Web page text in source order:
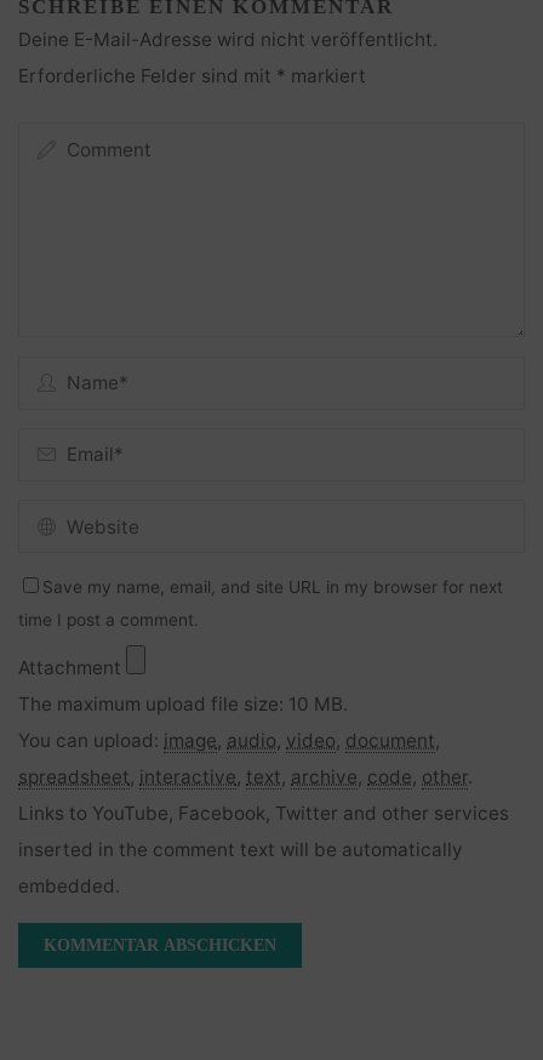
SCHREIBE EINEN KOMMENTAR
Deine E-Mail-Adresse wird nicht veröffentlicht.
Erforderliche Felder sind mit * markiert
Save my name, email, and site URL in my browser for next
time I post a comment.
Attachment
The maximum upload file size: 10 MB.
You can upload: image, audio, video, document,
spreadsheet, interactive, text, archive, code, other.
Links to YouTube, Facebook, Twitter and other services
inserted in the comment text will be automatically
embedded.